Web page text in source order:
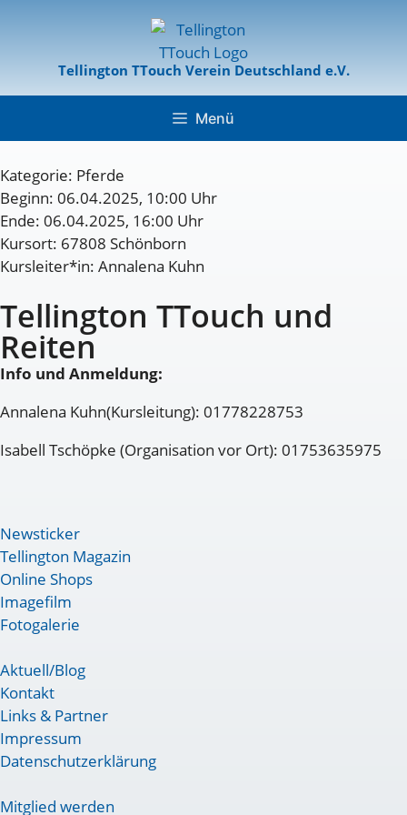
Tellington TTouch Verein Deutschland e.V.
Menü
Kategorie: Pferde
Beginn: 06.04.2025, 10:00 Uhr
Ende: 06.04.2025, 16:00 Uhr
Kursort: 67808 Schönborn
Kursleiter*in: Annalena Kuhn
Tellington TTouch und
Reiten
Info und Anmeldung:
Annalena Kuhn(Kursleitung): 01778228753
Isabell Tschöpke (Organisation vor Ort): 01753635975
Newsticker
Tellington Magazin
Online Shops
Imagefilm
Fotogalerie
Aktuell/Blog
Kontakt
Links & Partner
Impressum
Datenschutzerklärung
Mitglied werden